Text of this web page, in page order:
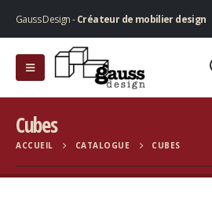
Gauss Design -Créateur de mobilier design
Cubes
ACCUEIL CATALOGUE CUBES